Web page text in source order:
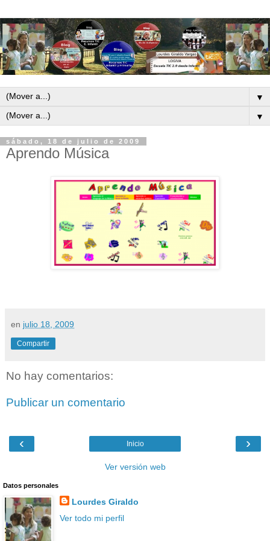
▼
▼
sábado, 18 de julio de 2009
Aprendo Música
en julio 18, 2009
Compartir
No hay comentarios:
Publicar un comentario
‹ ›
Inicio
Ver versión web
Datos personales
Lourdes Giraldo
Ver todo mi perfil